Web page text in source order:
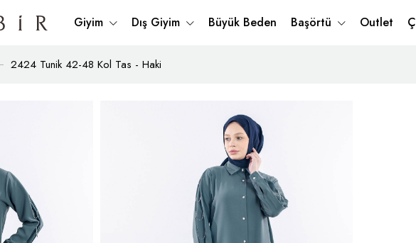
Giyim Dış Giyim Büyük Beden Başörtü Outlet
2424 Tunik 42-48 Kol Tas - Haki